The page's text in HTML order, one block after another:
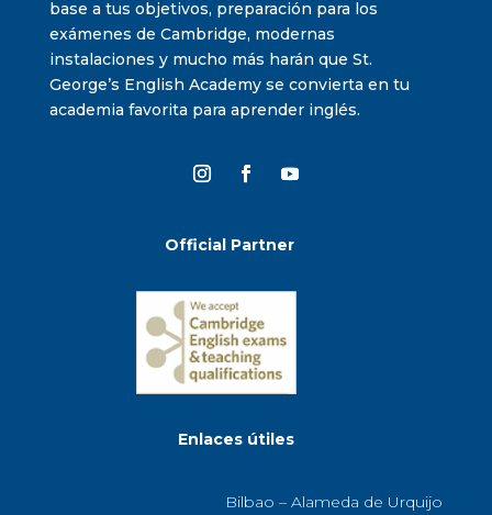
base a tus objetivos, preparación para los
exámenes de Cambridge, modernas
instalaciones y mucho más harán que St.
George’s English Academy se convierta en tu
academia favorita para aprender inglés.
Official Partner
Enlaces útiles
Bilbao – Alameda de Urquijo